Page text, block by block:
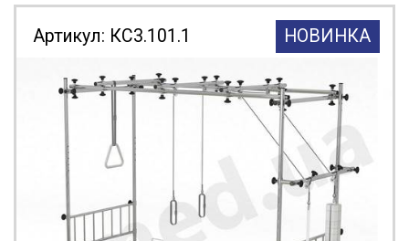
НОВИНКА
Артикул: КС3.101.1